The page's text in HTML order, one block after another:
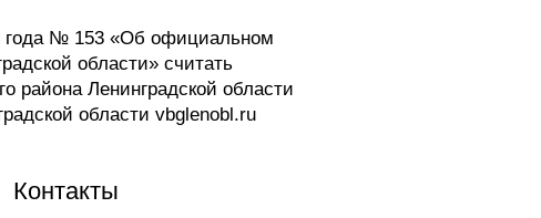
года № 153 «Об официальном
области» cчитать
района Ленинградской области
области vbglenobl.ru
Контакты